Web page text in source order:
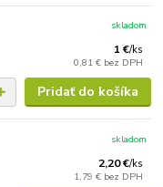
1 €/ks
0,81 € bez DPH
skladom
Pridať do košíka
2,20 €/ks
1,79 € bez DPH
skladom